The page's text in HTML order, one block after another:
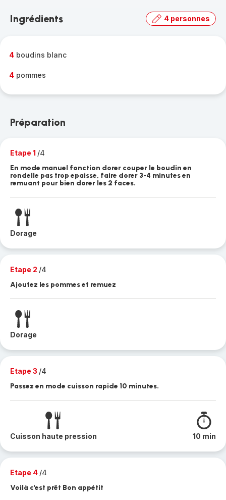
gamme
Ingrédients 4 personnes
4 boudins blanc
4 pommes
Préparation
Etape 1 /4
En mode manuel fonction dorer couper le boudin en
rondelle pas trop epaisse, faire dorer 3-4 minutes en
remuant pour bien dorer les 2 faces.
Dorage
Etape 2 /4
Ajoutez les pommes et remuez
Dorage
Etape 3 /4
Passez en mode cuisson rapide 10 minutes.
Cuisson haute pression 10 min
Etape 4 /4
Voilà c'est prêt Bon appétit